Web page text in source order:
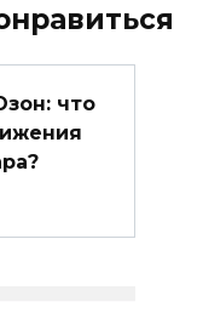
что